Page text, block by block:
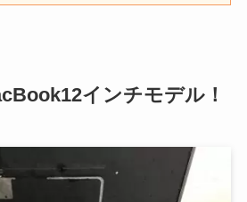
インチモデル！